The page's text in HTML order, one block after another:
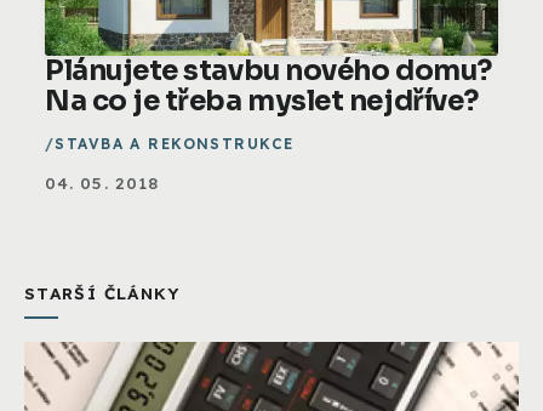
Plánujete stavbu nového domu?
Na co je třeba myslet nejdříve?
STAVBA A REKONSTRUKCE
04. 05. 2018
STARŠÍ ČLÁNKY